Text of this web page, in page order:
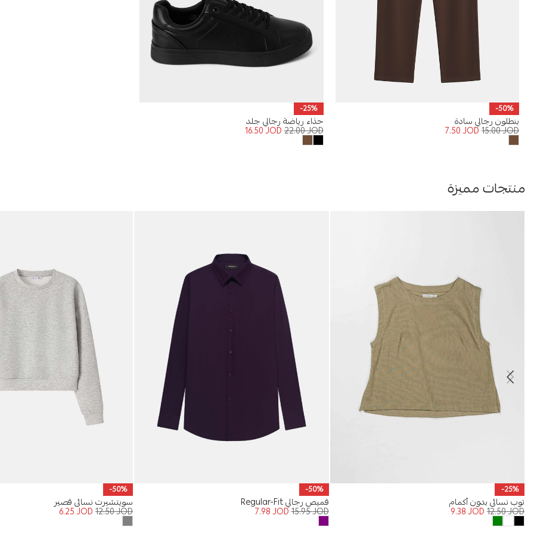
-50%
بنطلون رجالي سادة
15.00JOD
7.50JOD
-25%
حذاء رياضة رجالي جلد
22.00JOD
16.50JOD
منتجات مميزة
-25%
توب نسائي بدون أكمام
12.50JOD
9.38JOD
-50%
قميص رجالي Regular-Fit
15.95JOD
7.98JOD
-50%
سويتشيرت نسائي قصير
12.50JOD
6.25JOD